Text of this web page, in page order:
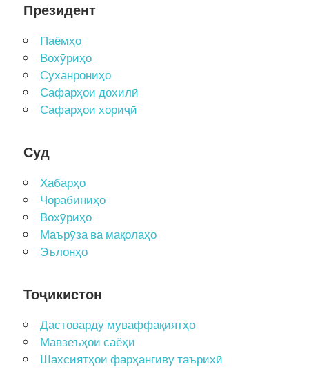
Президент
Паёмҳо
Вохӯриҳо
Суханрониҳо
Сафарҳои дохилӣ
Сафарҳои хориҷӣ
Суд
Хабарҳо
Чорабиниҳо
Вохӯриҳо
Маърӯза ва мақолаҳо
Эълонҳо
Тоҷикистон
Дастоварду муваффақиятҳо
Мавзеъҳои саёҳи
Шахсиятҳои фарҳангиву таърихӣ